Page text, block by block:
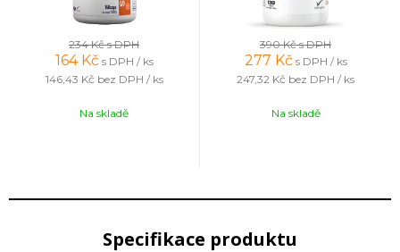
234 Kčs DPH
164 Kč s DPH / ks
146,43 Kč bez DPH / ks
Na skladě
390 Kčs DPH
277 Kč s DPH / ks
247,32 Kč bez DPH / ks
Na skladě
Specifikace produktu